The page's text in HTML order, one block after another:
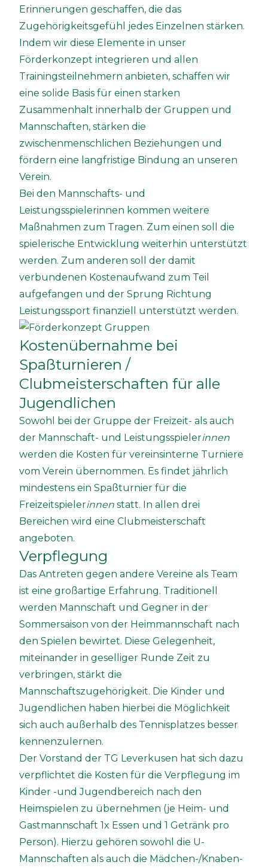
Erinnerungen geschaffen, die das
Zugehörigkeitsgefühl jedes Einzelnen stärken.
Indem wir diese Elemente in unser
Förderkonzept integrieren und allen
Trainingsteilnehmern anbieten, schaffen wir
eine solide Basis für einen starken
Zusammenhalt innerhalb der Gruppen und
Mannschaften, stärken die
zwischenmenschlichen Beziehungen und
fördern eine langfristige Bindung an unseren
Verein.
Bei den Mannschafts- und
Leistungsspielerinnen kommen weitere
Maßnahmen zum Tragen. Zum einen soll die
spielerische Entwicklung weiterhin unterstützt
werden. Zum anderen soll der damit
verbundenen Kostenaufwand zum Teil
aufgefangen und der Sprung Richtung
Leistungssport finanziell unterstützt werden.
Kostenübernahme bei
Spaßturnieren /
Clubmeisterschaften für alle
Jugendlichen
Sowohl bei der Gruppe der Freizeit- als auch
der Mannschaft- und Leistungsspielerinnen
werden die Kosten für vereinsinterne Turniere
vom Verein übernommen. Es findet jährlich
mindestens ein Spaßturnier für die
Freizeitspielerinnen statt. In allen drei
Bereichen wird eine Clubmeisterschaft
angeboten.
Verpflegung
Das Antreten gegen andere Vereine als Team
ist eine großartige Erfahrung. Traditionell
werden Mannschaft und Gegner in der
Sommersaison von der Heimmannschaft nach
den Spielen bewirtet. Diese Gelegenheit,
miteinander in geselliger Runde Zeit zu
verbringen, stärkt die
Mannschaftszugehörigkeit. Die Kinder und
Jugendlichen haben hierbei die Möglichkeit
sich auch außerhalb des Tennisplatzes besser
kennenzulernen.
Der Vorstand der TG Leverkusen hat sich dazu
verpflichtet die Kosten für die Verpflegung im
Kinder -und Jugendbereich nach den
Heimspielen zu übernehmen (je Heim- und
Gastmannschaft 1x Essen und 1 Getränk pro
Person). Hierzu gehören sowohl die U-
Mannschaften als auch die Mädchen-/Knaben-